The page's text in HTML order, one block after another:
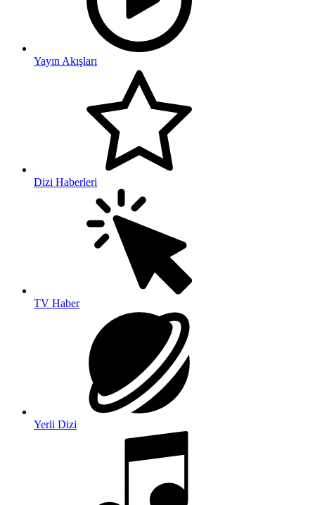
Yayın Akışları
Dizi Haberleri
TV Haber
Yerli Dizi